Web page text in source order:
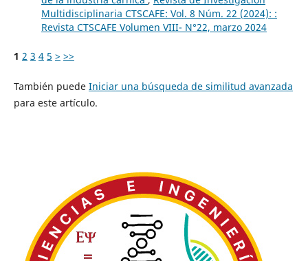
Multidisciplinaria CTSCAFE: Vol. 8 Núm. 22 (2024): :
Revista CTSCAFE Volumen VIII- N°22, marzo 2024
1 2 3 4 5 > >>
También puede Iniciar una búsqueda de similitud avanzada
para este artículo.